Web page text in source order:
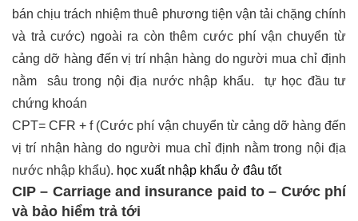
bán chịu trách nhiệm thuê phương tiện vận tải chặng chính
và trả cước) ngoài ra còn thêm cước phí vận chuyển từ
cảng dỡ hàng đến vị trí nhận hàng do người mua chỉ định
nằm sâu trong nội địa nước nhập khẩu. tự học đầu tư
chứng khoán
CPT= CFR + f (Cước phí vận chuyển từ cảng dỡ hàng đến
vị trí nhận hàng do người mua chỉ định nằm trong nội địa
nước nhập khẩu). học xuất nhập khẩu ở đâu tốt
CIP – Carriage and insurance paid to – Cước phí
và bảo hiểm trả tới